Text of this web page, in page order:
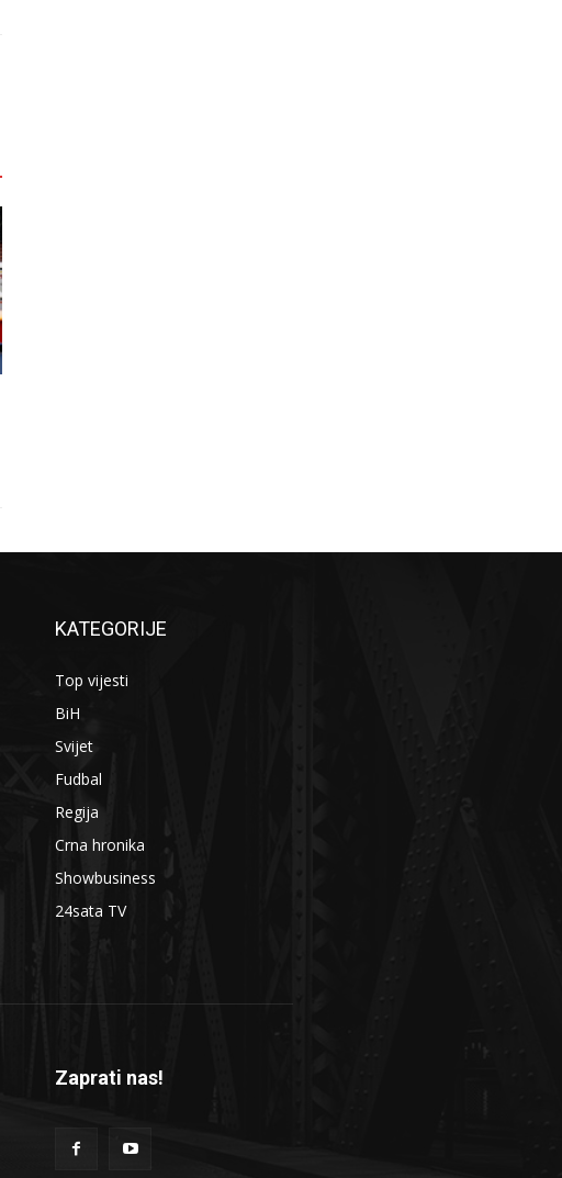
KATEGORIJE
Top vijesti
BiH
Svijet
Fudbal
Regija
Crna hronika
Showbusiness
24sata TV
Zaprati nas!